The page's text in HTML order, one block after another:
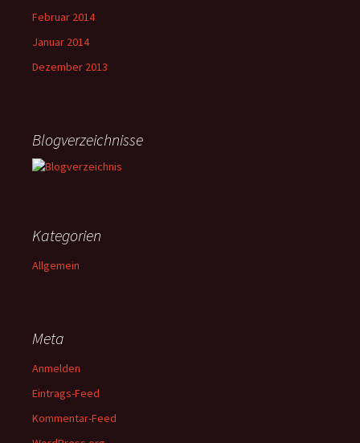
Februar 2014
Januar 2014
Dezember 2013
Blogverzeichnisse
Kategorien
Allgemein
Meta
Anmelden
Eintrags-Feed
Kommentar-Feed